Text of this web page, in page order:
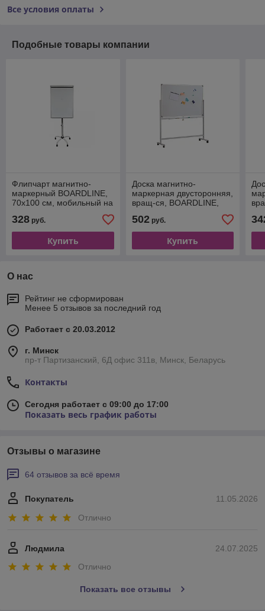
Все условия оплаты
Подобные товары компании
Флипчарт магнитно-
маркерный BOARDLINE,
70х100 см, мобильный на
328 руб.
Купить
Доска магнитно-
маркерная двусторонняя,
вращ-ся, BOARDLINE,
120х180, мобильная на
колесиках
502руб.
Купить
О нас
Рейтинг не сформирован
Менее 5 отзывов за последний год
Работает с 20.03.2012
г. Минск
пр-т Партизанский, 6Д офис 311в, Минск, Беларусь
Контакты
Сегодня работает с 09:00 до 17:00
Показать весь график работы
Отзывы о магазине
64 отзывов за всё время
11.05.2026
Покупатель
Отлично
24.07.2025
Людмила
Отлично
Показать все отзывы